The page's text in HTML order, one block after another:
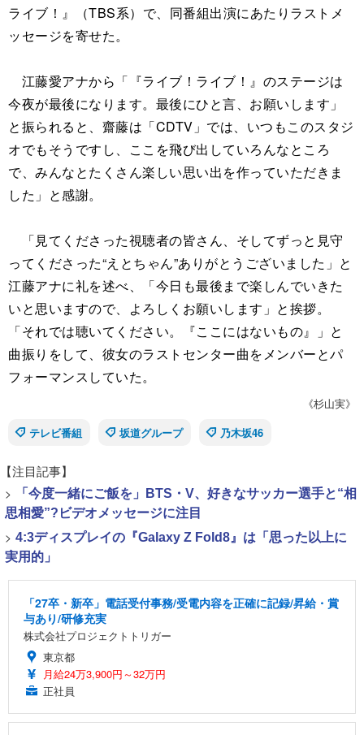
ライブ！』（TBS系）で、同番組出演にあたりラストメ
ッセージを寄せた。
江藤愛アナから「『ライブ！ライブ！』のステージは
今夜が最後になります。最後にひと言、お願いします」
と振られると、齋藤は「CDTV」では、いつもこのスタジ
オでもそうですし、ここを飛び出していろんなところ
で、みんなとたくさん楽しい思い出を作っていただきま
した」と感謝。
「見てくださった視聴者の皆さん、そしてずっと見守
ってくださった“えとちゃん”ありがとうございました」と
江藤アナに礼を述べ、「今日も最後まで楽しんでいきた
いと思いますので、よろしくお願いします」と挨拶。
「それでは聴いてください。『ここにはないもの』」と
曲振りをして、彼女のラストセンター曲をメンバーとパ
フォーマンスしていた。
《杉山実》
テレビ番組
坂道グループ 乃木坂46
【注目記事】
>
「今度一緒にご飯を」BTS・V、好きなサッカー選手と“相
思相愛”?ビデオメッセージに注目
> 4:3ディスプレイの『Galaxy Z Fold8』は「思った以上に
実用的」
「27卒・新卒」電話受付事務/受電内容を正確に記録/昇給・賞
与あり/研修充実
株式会社プロジェクトトリガー
東京都
月給24万3,900円～32万円
正社員